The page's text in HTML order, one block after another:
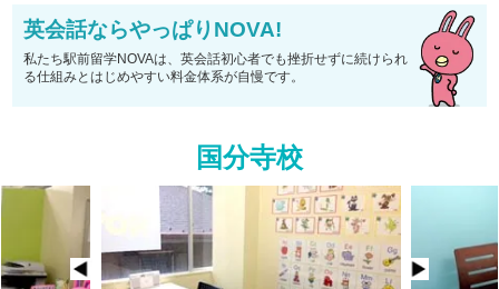
英会話ならやっぱりNOVA!
私たち駅前留学NOVAは、英会話初心者でも挫折せずに続けられ
る仕組みとはじめやすい料金体系が自慢です。
国分寺校